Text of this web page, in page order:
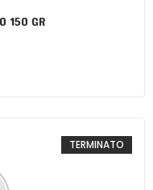
150 GR
TERMINATO